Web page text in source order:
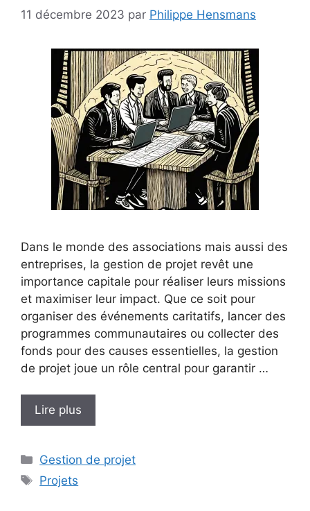
11 décembre 2023 par Philippe Hensmans
Dans le monde des associations mais aussi des
entreprises, la gestion de projet revêt une
importance capitale pour réaliser leurs missions
et maximiser leur impact. Que ce soit pour
organiser des événements caritatifs, lancer des
programmes communautaires ou collecter des
fonds pour des causes essentielles, la gestion
de projet joue un rôle central pour garantir …
Lire plus
Catégories
Gestion de projet
Étiquettes
Projets